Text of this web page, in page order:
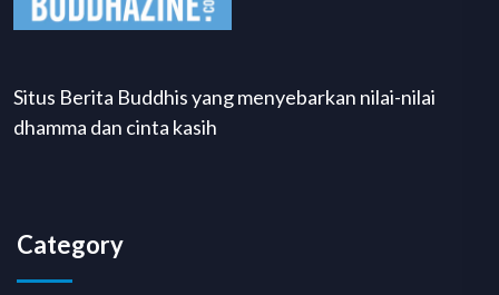
Situs Berita Buddhis yang menyebarkan nilai-nilai
dhamma dan cinta kasih
Category